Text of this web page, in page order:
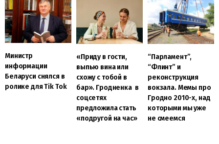
Министр
информации
Беларуси снялся в
ролике для Tik Tok
«Приду в гости,
выпью вина или
схожу с тобой в
бар». Гродненка в
соцсетях
предложила стать
«подругой на час»
“Парламент”,
“Флинт” и
реконструкция
вокзала. Мемы про
Гродно 2010-х, над
которыми мы уже
не смеемся